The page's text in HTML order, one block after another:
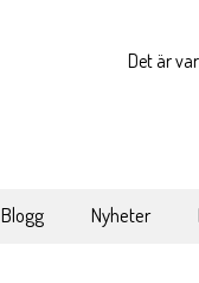
Det är
Blogg Nyheter